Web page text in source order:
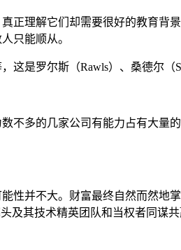
正理解它们却需要很好的教育背
只能顺从。
这是罗尔斯（Rawls）、桑德尔（
不多的几家公司有能力占有大量
性并不大。财富最终自然而然地
及其技术精英团队和当权者同谋